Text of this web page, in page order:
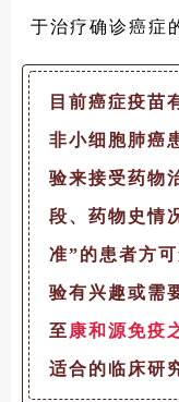
于治疗确诊癌症
目前癌症疫苗
非小细胞肺癌
验来接受药物
段、药物史情
准”的患者方
验有兴趣或需
至 康和源免疫
适合的临床研